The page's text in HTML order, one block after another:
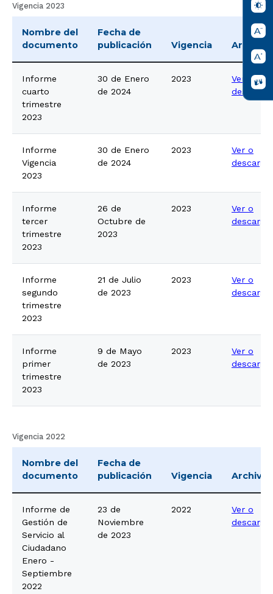
Vigencia 2023
Nombre del
documento
Fecha de
publicación
Vigencia Archivo
Informe
cuarto
trimestre
2023
30 de Enero
de 2024
2023
Ver o
descargar
Informe
Vigencia
2023
30 de Enero
de 2024
2023
Ver o
descargar
Informe
tercer
trimestre
2023
26 de
Octubre de
2023
2023
Ver o
descargar
Informe
segundo
trimestre
2023
21 de Julio
de 2023
2023
Ver o
descargar
Informe
primer
trimestre
2023
9 de Mayo
de 2023
2023
Ver o
descargar
Vigencia 2022
Nombre del
documento
Fecha de
publicación
Vigencia Archivo
Informe de
Gestión de
Servicio al
Ciudadano
Enero -
Septiembre
2022
23 de
Noviembre
de 2023
2022
Ver o
descargar